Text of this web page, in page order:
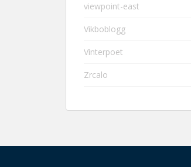
viewpoint-east
Vikboblogg
Vinterpoet
Zrcalo